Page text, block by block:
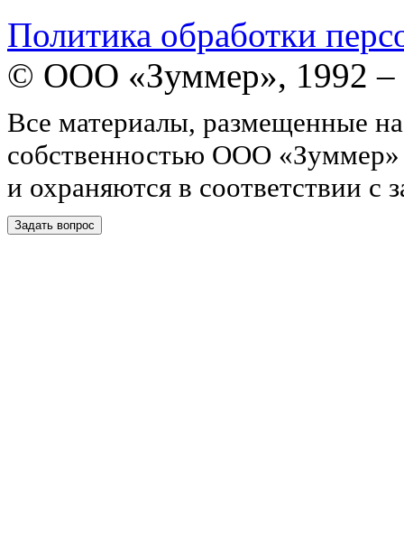
Политика обработки
© ООО «Зуммер», 1992 –
Все материалы, размещенные
собственностью ООО «Зуммер»
и охраняются в соответствии с
Задать вопрос